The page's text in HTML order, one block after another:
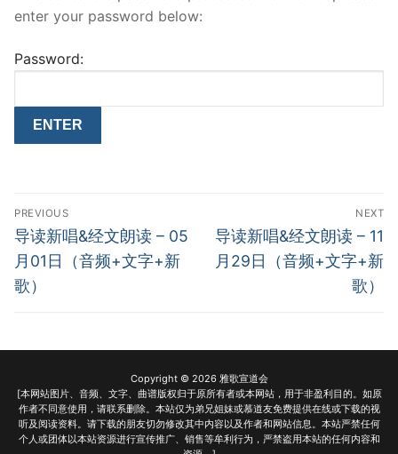
enter your password below:
Password:
Post
navigation
PREVIOUS
Previous
post:
导读新唱&经文朗读 – 05
月01日（音频+文字+新
歌）
NEXT
Next
post:
导读新唱&经文朗读 – 11
月29日（音频+文字+新
歌）
Copyright © 2026 雅歌宣道会
[本网站图片、音频、文字、曲谱版权归于原所有者或本网站，用于非盈利目的。如原
作者不同意使用，请联系删除。本站仅为弟兄姐妹或慕道友免费提供在线或下载的视
听及阅读资料。请下载的朋友切勿修改其中内容以及作者和网站信息。本站严禁任何
个人或团体以本站资源进行宣传推广、销售等牟利行为，严禁盗用本站的任何内容和